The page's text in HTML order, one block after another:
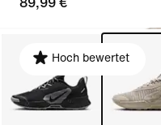
89,99 €
Hoch bewertet